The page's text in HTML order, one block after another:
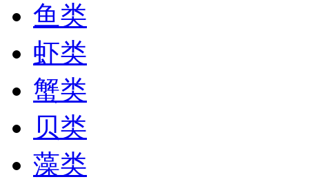
鱼类
虾类
蟹类
贝类
藻类